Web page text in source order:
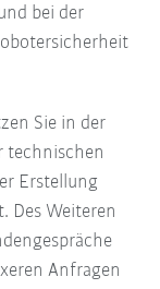
bei der
Sie in der
technischen
Erstellung
Des Weiteren
Anfragen